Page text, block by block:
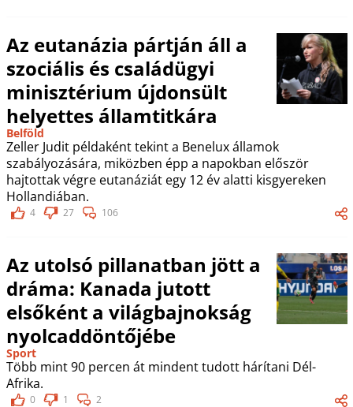
Az eutanázia pártján áll a
szociális és családügyi
minisztérium újdonsült
helyettes államtitkára
Belföld
Zeller Judit példaként tekint a Benelux államok
szabályozására, miközben épp a napokban először
hajtottak végre eutanáziát egy 12 év alatti kisgyereken
Hollandiában.
4 27 106
Az utolsó pillanatban jött a
dráma: Kanada jutott
elsőként a világbajnokság
nyolcaddöntőjébe
Sport
Több mint 90 percen át mindent tudott hárítani Dél-
Afrika.
0 1 2